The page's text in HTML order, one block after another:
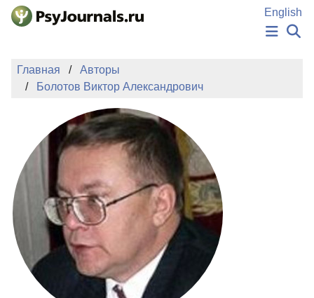
Перейти к основному содержанию
English
АВТОРЫ
ПОДАТЬ РУКОПИСЬ
БАЗА ЗНАНИЙ
КЛЮЧЕВЫЕ СЛОВА
Регистрация
Главная
Авторы
Болотов Виктор Александрович